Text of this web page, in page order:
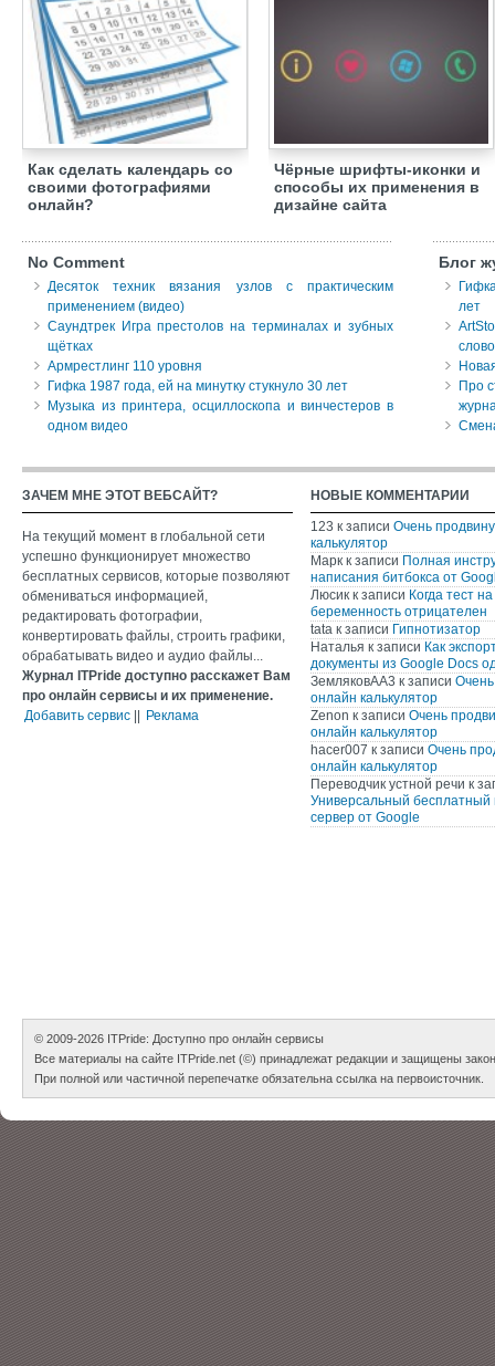
Как сделать календарь со
своими фотографиями
онлайн?
Чёрные шрифты-иконки и
способы их применения в
дизайне сайта
No Comment
Десяток техник вязания узлов с практическим
применением (видео)
Саундтрек Игра престолов на терминалах и зубных
щётках
Армрестлинг 110 уровня
Гифка 1987 года, ей на минутку стукнуло 30 лет
Музыка из принтера, осциллоскопа и винчестеров в
одном видео
Блог
лет
слово
Про
ЗАЧЕМ МНЕ ЭТОТ ВЕБСАЙТ?
На текущий момент в глобальной сети
успешно функционирует множество
бесплатных сервисов, которые позволяют
обмениваться информацией,
редактировать фотографии,
конвертировать файлы, строить графики,
обрабатывать видео и аудио файлы...
Журнал ITPride доступно расскажет Вам
про онлайн сервисы и их применение.
Добавить сервис
Реклама
НОВЫЕ КОММЕНТАРИИ
123 к записи Очень
калькулятор
Марк к записи Полная
написания битбокса от
Люсик к записи Когда тест на
беременность отрицателен
tata к записи Гипнотизатор
Наталья к записи Как
документы из Google Docs
ЗемляковАА3 к записи
онлайн калькулятор
Zenon к записи Очень
онлайн калькулятор
hacer007 к записи Очень
онлайн калькулятор
Переводчик устной речи к
Универсальный бесплатный
сервер от Google
© 2009-2026 ITPride: Доступно про онлайн сервисы
Все материалы на сайте ITPride.net (©) принадлежат редакции и защищены
При полной или частичной перепечатке обязательна ссылка на первоисточник.